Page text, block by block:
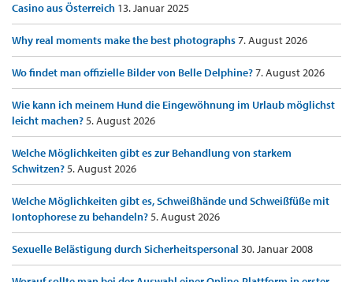
Casino aus Österreich 13. Januar 2025
Why real moments make the best photographs7. August 2026
Wo findet man offizielle Bilder von Belle Delphine?7. August 2026
Wie kann ich meinem Hund die Eingewöhnung im Urlaub möglichst
leicht machen?5. August 2026
Welche Möglichkeiten gibt es zur Behandlung von starkem
Schwitzen?5. August 2026
Welche Möglichkeiten gibt es, Schweißhände und Schweißfüße mit
Iontophorese zu behandeln?5. August 2026
Sexuelle Belästigung durch Sicherheitspersonal 30. Januar 2008